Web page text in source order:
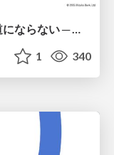
1 340